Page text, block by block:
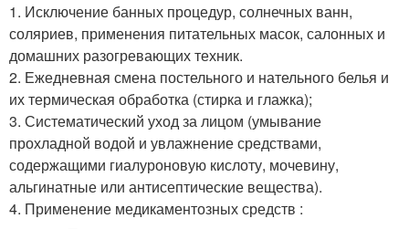
1. Исключение банных процедур, солнечных ванн,
соляриев, применения питательных масок, салонных и
домашних разогревающих техник.
2. Ежедневная смена постельного и нательного белья и
их термическая обработка (стирка и глажка);
3. Систематический уход за лицом (умывание
прохладной водой и увлажнение средствами,
содержащими гиалуроновую кислоту, мочевину,
альгинатные или антисептические вещества).
4. Применение медикаментозных средств :